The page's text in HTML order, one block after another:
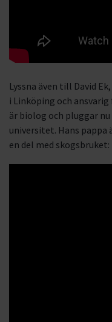
Lyssna även till David
i Linköping och
är biolog och pluggar
universitet. Hans pappa
en del med skogsbruket: